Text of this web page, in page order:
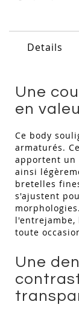
Details
Une
en
Ce body
armaturés.
apportent un
ainsi
bretelles
s'ajustent
toute
Une